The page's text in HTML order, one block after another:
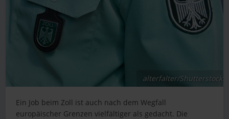
alterfalter/
Ein Job beim Zoll ist auch nach dem Wegfall
europäischer Grenzen vielfältiger als gedacht. Die